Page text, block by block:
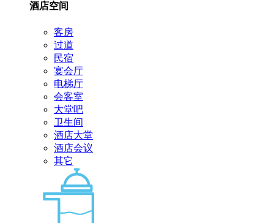
酒店空间
客房
过道
民宿
宴会厅
电梯厅
会客室
大堂吧
卫生间
酒店大堂
酒店会议
其它